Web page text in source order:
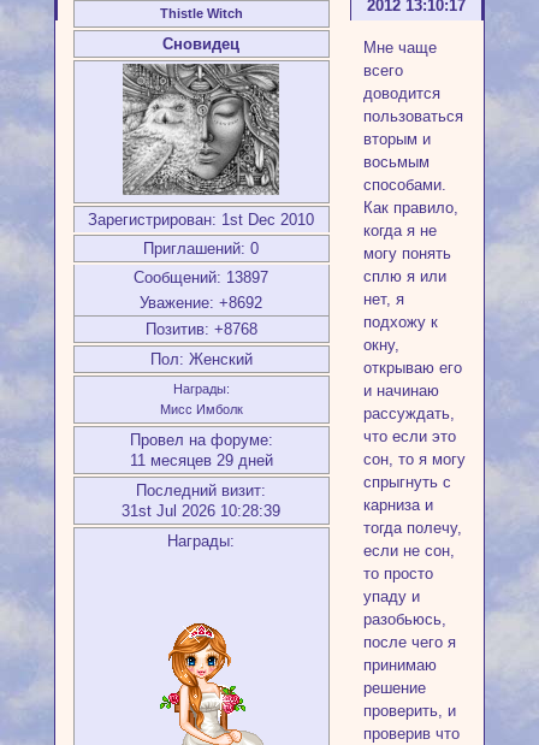
2012 13:10:17
Thistle Witch
Сновидец
Зарегистрирован: 1st Dec 2010
Приглашений: 0
Сообщений: 13897
Уважение: +8692
Позитив: +8768
Пол: Женский
Награды:
Мисс Имболк
Провел на форуме:
11 месяцев 29 дней
Последний визит:
31st Jul 2026 10:28:39
Награды:
Мне чаще
всего
доводится
пользоваться
вторым и
восьмым
способами.
Как правило,
когда я не
могу понять
сплю я или
нет, я
подхожу к
окну,
открываю его
и начинаю
рассуждать,
что если это
сон, то я могу
спрыгнуть с
карниза и
тогда полечу,
если не сон,
то просто
упаду и
разобьюсь,
после чего я
принимаю
решение
проверить, и
проверив что